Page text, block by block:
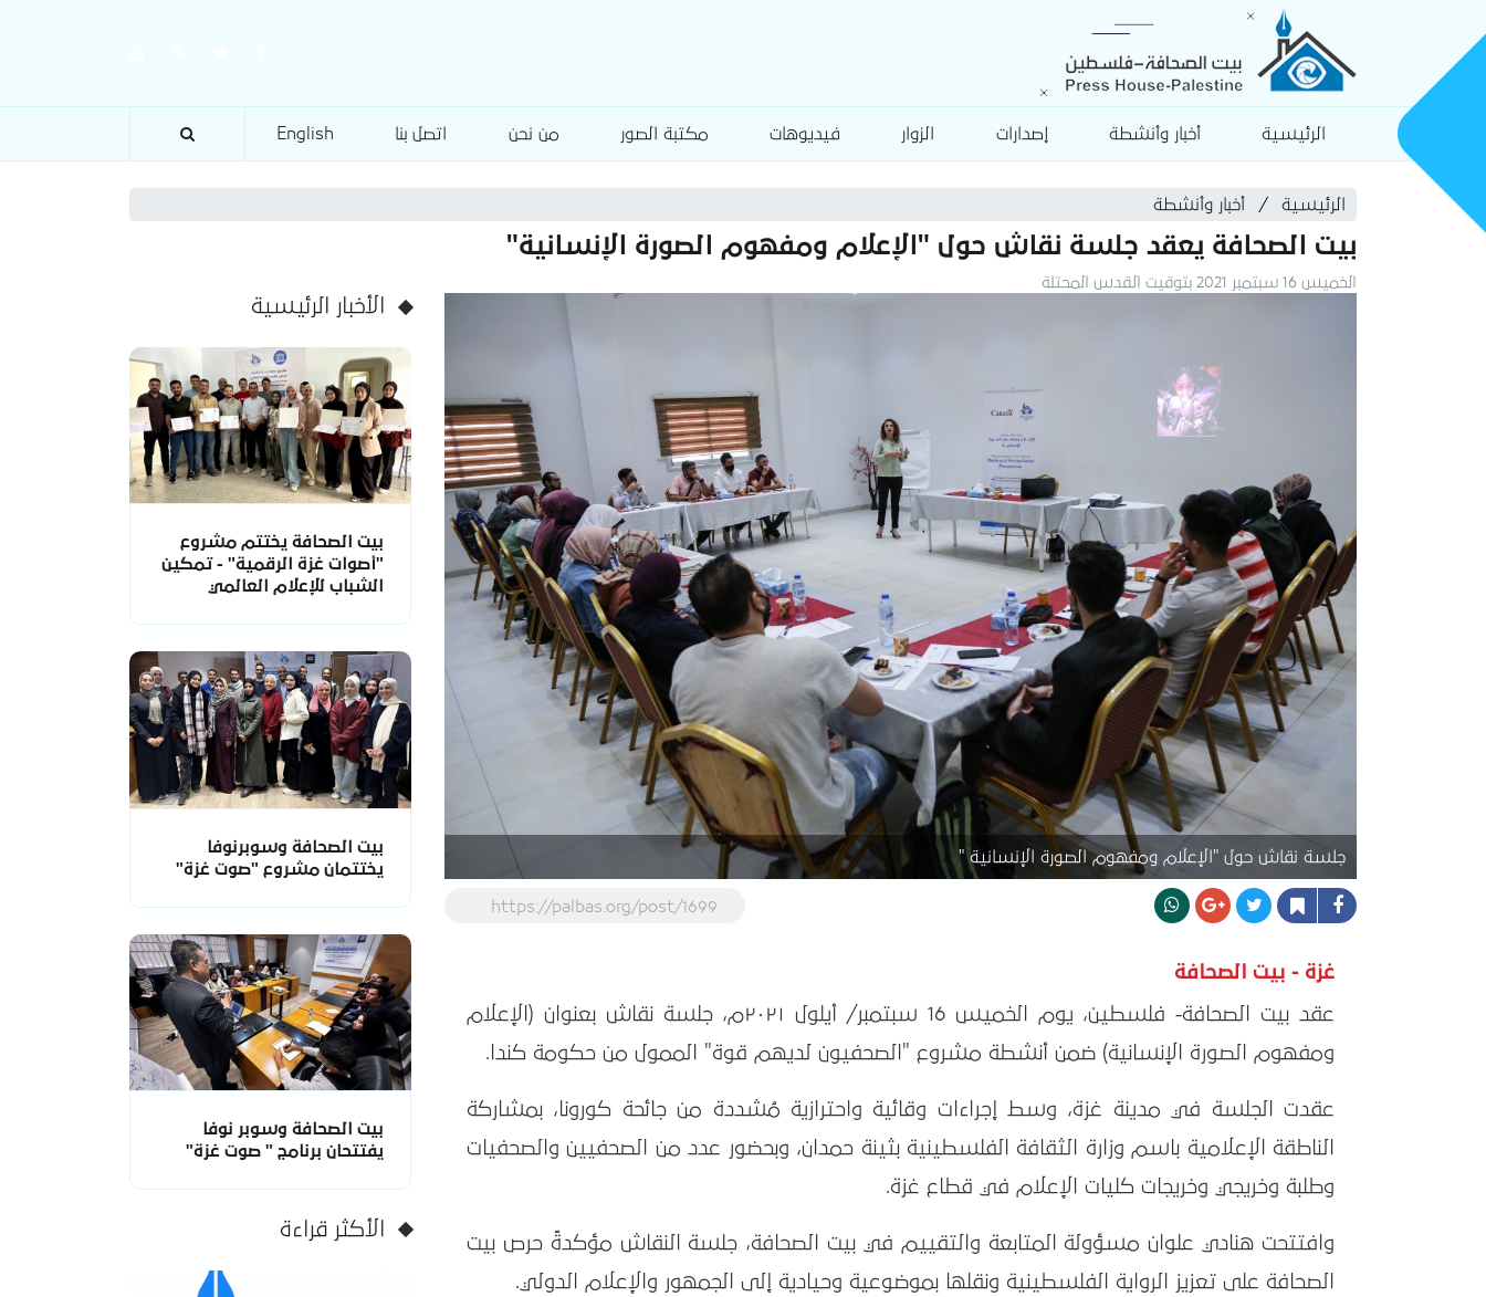
الرئيسية أخبار وأنشطة إصدارات الزوار فيديوهات مكتبة الصور من نحن اتصل بنا English
الرئيسية أخبار وأنشطة
بيت الصحافة يعقد جلسة نقاش حول "الإعلام ومفهوم الصورة الإنسانية"
الخميس 16 سبتمبر 2021 بتوقيت القدس المحتلة
جلسة نقاش حول "الإعلام ومفهوم الصورة الإنسانية "
https://palbas.org/post/1699
غزة - بيت الصحافة
عقد بيت الصحافة- فلسطين، يوم الخميس 16 سبتمبر/ أيلول ٢٠٢١م، جلسة نقاش بعنوان (الإعلام
ومفهوم الصورة الإنسانية) ضمن أنشطة مشروع "الصحفيون لديهم قوة" الممول من حكومة كندا.
عقدت الجلسة في مدينة غزة، وسط إجراءات وقائية واحترازية مُشددة من جائحة كورونا، بمشاركة
الناطقة الإعلامية باسم وزارة الثقافة الفلسطينية بثينة حمدان، وبحضور عدد من الصحفيين والصحفيات
وطلبة وخريجي وخريجات كليات الإعلام في قطاع غزة.
وافتتحت هنادي علوان مسؤولة المتابعة والتقييم في بيت الصحافة، جلسة النقاش مؤكدةً حرص بيت
الصحافة على تعزيز الرواية الفلسطينية ونقلها بموضوعية وحيادية إلى الجمهور والإعلام الدولي.
الأخبار الرئيسية
بيت الصحافة يختتم مشروع
"أصوات غزة الرقمية" - تمكين
الشباب للإعلام العالمي
بيت الصحافة وسوبرنوفا
يختتمان مشروع "صوت غزة"
بيت الصحافة وسوبر نوفا
يفتتحان برنامج " صوت غزة"
الأكثر قراءة